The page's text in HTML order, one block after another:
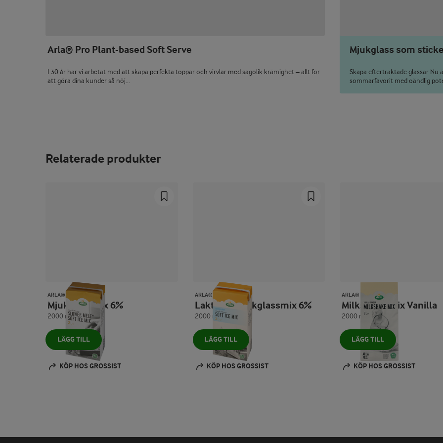
Arla® Pro Plant-based Soft Serve
I 30 år har vi arbetat med att skapa perfekta toppar och virvlar med sagolik krämighet – allt för
att göra dina kunder så nöj...
Mjukglass som
Skapa eftertraktade glassar Nu
sommarfavorit med oändlig
Relaterade produkter
ARLA® PRO
Mjukglassmix 6%
2000 ml
LÄGG TILL
KÖP HOS GROSSIST
ARLA® PRO
Laktosfri Mjukglassmix 6%
2000 ml
LÄGG TILL
KÖP HOS GROSSIST
ARLA® PRO
Milkshake mix Vanilla
2000 ml
LÄGG TILL
KÖP HOS GROSSIST